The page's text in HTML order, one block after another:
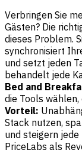
Verbringen Sie
Gästen? Die
dieses Problem.
synchronisiert
und setzt jeden
behandelt jede
Bed and
die Tools
Vorteil:
Stack nutzen,
und steigern jede
PriceLabs als